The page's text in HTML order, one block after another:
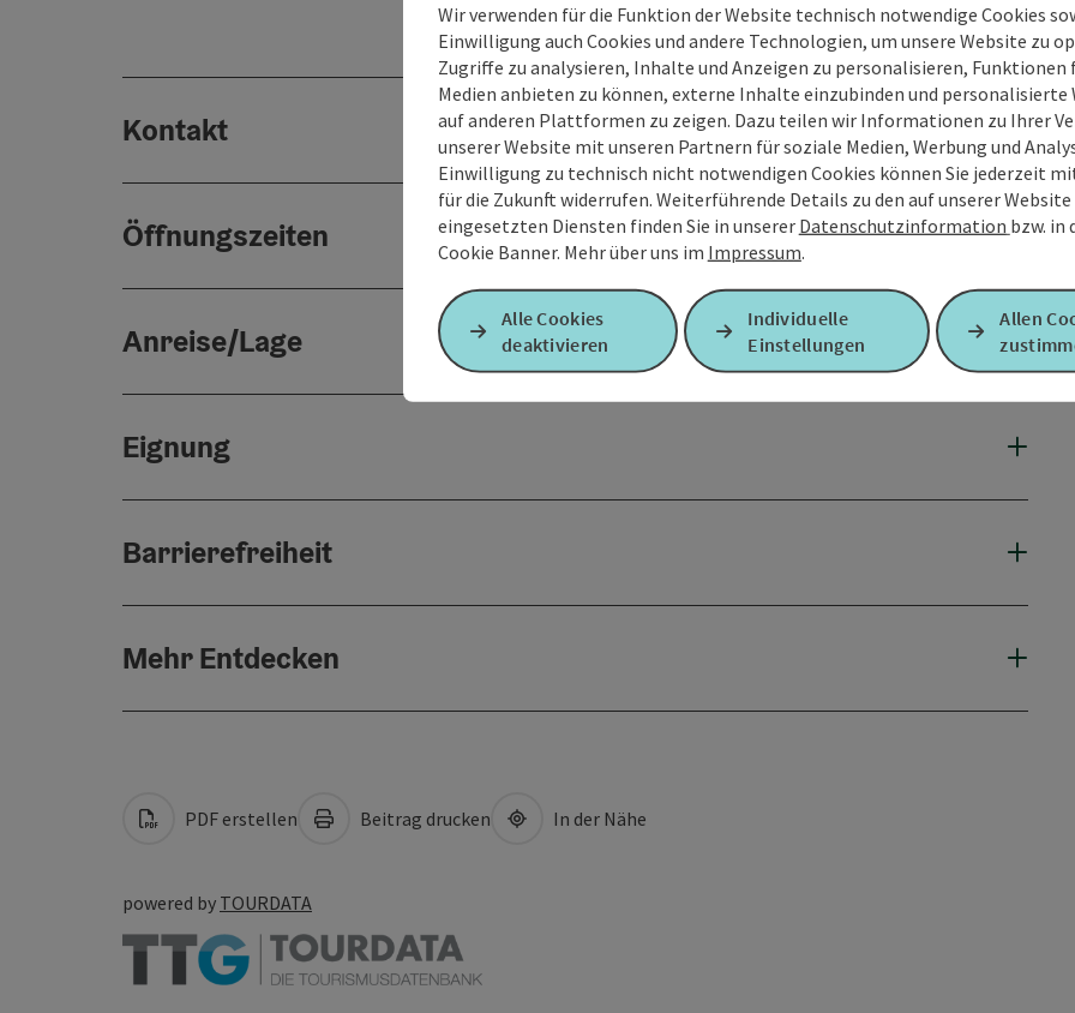
Kontakt
Öffnungszeiten
Anreise/Lage
Eignung
Barrierefreiheit
Mehr Entdecken
PDF erstellen Beitrag drucken In der Nähe
powered by TOURDATA
Wir verwenden für die Funktion der Website technisch notwendige Cookies
Einwilligung auch Cookies und andere Technologien, um unsere Website zu
Zugriffe zu analysieren, Inhalte und Anzeigen zu personalisieren, Funktionen
Medien anbieten zu können, externe Inhalte einzubinden und personalisierte
auf anderen Plattformen zu zeigen. Dazu teilen wir Informationen zu Ihrer
unserer Website mit unseren Partnern für soziale Medien, Werbung und
Einwilligung zu technisch nicht notwendigen Cookies können Sie jederzeit
für die Zukunft widerrufen. Weiterführende Details zu den auf unserer Website
eingesetzten Diensten finden Sie in unserer Datenschutzinformation bzw. in
Cookie Banner. Mehr über uns im Impressum.
Alle Cookies
deaktivieren
Individuelle
Einstellungen
Allen